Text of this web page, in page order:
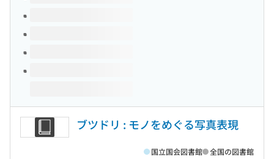
ブツドリ : モノをめぐる写真表現
国立国会図書館 全国の図書館